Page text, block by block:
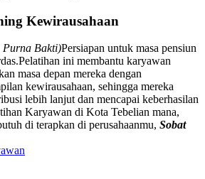
Kewirausahaan
Purna Bakti)Persiapan untuk masa pensiun
ini membantu karyawan
masa depan mereka dengan
kewirausahaan, sehingga mereka
lebih lanjut dan mencapai keberhasilan
Karyawan di Kota Tebelian mana,
di terapkan di perusahaanmu, Sobat